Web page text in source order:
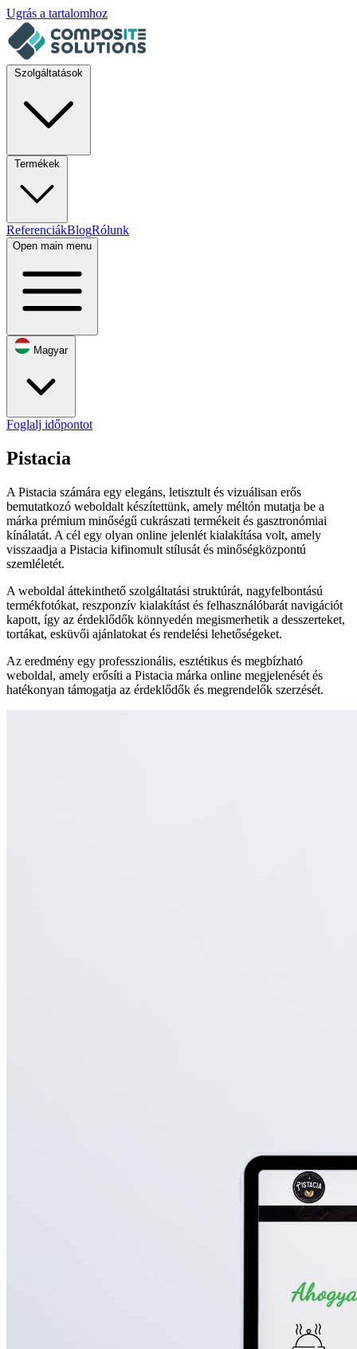
Ugrás a tartalomhoz
ReferenciákBlogRólunk
Open main menu
Magyar
Foglalj időpontot
Pistacia
A Pistacia számára egy elegáns, letisztult és vizuálisan erős
bemutatkozó weboldalt készítettünk, amely méltón mutatja be a
márka prémium minőségű cukrászati termékeit és gasztronómiai
kínálatát. A cél egy olyan online jelenlét kialakítása volt, amely
visszaadja a Pistacia kifinomult stílusát és minőségközpontú
szemléletét.
A weboldal áttekinthető szolgáltatási struktúrát, nagyfelbontású
termékfotókat, reszponzív kialakítást és felhasználóbarát navigációt
kapott, így az érdeklődők könnyedén megismerhetik a desszerteket,
tortákat, esküvői ajánlatokat és rendelési lehetőségeket.
Az eredmény egy professzionális, esztétikus és megbízható
weboldal, amely erősíti a Pistacia márka online megjelenését és
hatékonyan támogatja az érdeklődők és megrendelők szerzését.